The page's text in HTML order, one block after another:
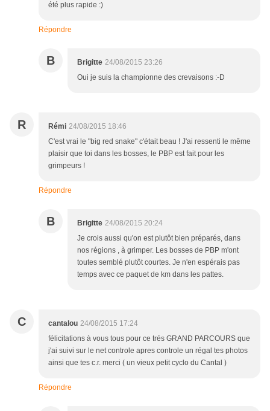
été plus rapide :)
Répondre
B Brigitte 24/08/2015 23:26
Oui je suis la championne des crevaisons :-D
R Rémi 24/08/2015 18:46
C'est vrai le "big red snake" c'était beau ! J'ai ressenti le même
plaisir que toi dans les bosses, le PBP est fait pour les
grimpeurs !
Répondre
B Brigitte 24/08/2015 20:24
Je crois aussi qu'on est plutôt bien préparés, dans
nos régions , à grimper. Les bosses de PBP m'ont
toutes semblé plutôt courtes. Je n'en espérais pas
temps avec ce paquet de km dans les pattes.
C cantalou 24/08/2015 17:24
félicitations à vous tous pour ce trés GRAND PARCOURS que
j'ai suivi sur le net controle apres controle un régal tes photos
ainsi que tes c.r. merci ( un vieux petit cyclo du Cantal )
Répondre